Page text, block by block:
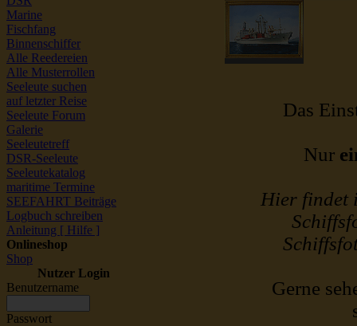
Marine
Fischfang
Binnenschiffer
Alle Reedereien
Alle Musterrollen
Seeleute suchen
auf letzter Reise
Seeleute Forum
Galerie
Seeleutetreff
DSR-Seeleute
Seeleutekatalog
maritime Termine
SEEFAHRT Beiträge
Logbuch schreiben
Anleitung [ Hilfe ]
Onlineshop
Shop
Nutzer Login
Benutzername
Passwort
Das
Nur
Hier findet
Gerne